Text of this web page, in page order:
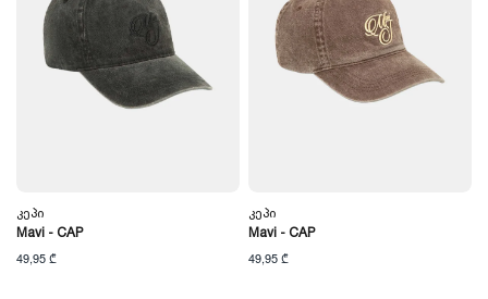
Კეპი
Mavi - CAP
49,95 ₾
Კეპი
Mavi - CAP
49,95 ₾